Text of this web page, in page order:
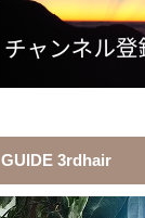
GUIDE 3rdhair